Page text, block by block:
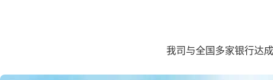
我司与全国多家银行达